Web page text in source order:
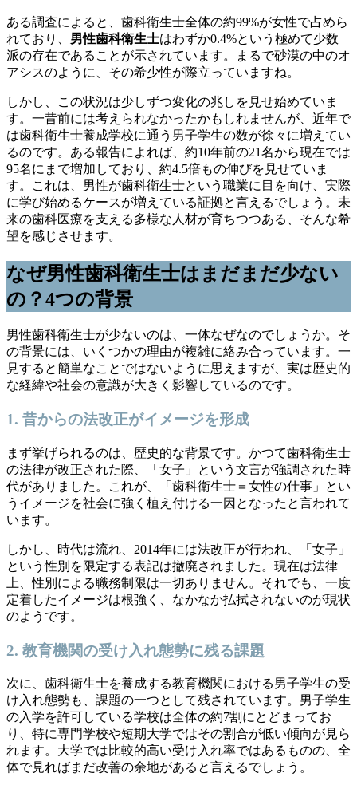
ある調査によると、歯科衛生士全体の約99%が女性で占めら
れており、 男性歯科衛生士はわずか0.4%という極めて少数
派の存在であることが示されています。まるで砂漠の中のオ
アシスのように、その希少性が際立っていますね。
しかし、この状況は少しずつ変化の兆しを見せ始めていま
す。一昔前には考えられなかったかもしれませんが、近年で
は歯科衛生士養成学校に通う男子学生の数が徐々に増えてい
るのです。ある報告によれば、約10年前の21名から現在では
95名にまで増加しており、約4.5倍もの伸びを見せていま
す。これは、男性が歯科衛生士という職業に目を向け、実際
に学び始めるケースが増えている証拠と言えるでしょう。未
来の歯科医療を支える多様な人材が育ちつつある、そんな希
望を感じさせます。
なぜ男性歯科衛生士はまだまだ少ない
の？4つの背景
男性歯科衛生士が少ないのは、一体なぜなのでしょうか。そ
の背景には、いくつかの理由が複雑に絡み合っています。一
見すると簡単なことではないように思えますが、実は歴史的
な経緯や社会の意識が大きく影響しているのです。
1. 昔からの法改正がイメージを形成
まず挙げられるのは、歴史的な背景です。かつて歯科衛生士
の法律が改正された際、「女子」という文言が強調された時
代がありました。これが、「歯科衛生士＝女性の仕事」とい
うイメージを社会に強く植え付ける一因となったと言われて
います。
しかし、時代は流れ、2014年には法改正が行われ、「女子」
という性別を限定する表記は撤廃されました。現在は法律
上、性別による職務制限は一切ありません。それでも、一度
定着したイメージは根強く、なかなか払拭されないのが現状
のようです。
2. 教育機関の受け入れ態勢に残る課題
次に、歯科衛生士を養成する教育機関における男子学生の受
け入れ態勢も、課題の一つとして残されています。男子学生
の入学を許可している学校は全体の約7割にとどまってお
り、特に専門学校や短期大学ではその割合が低い傾向が見ら
れます。大学では比較的高い受け入れ率ではあるものの、全
体で見ればまだ改善の余地があると言えるでしょう。